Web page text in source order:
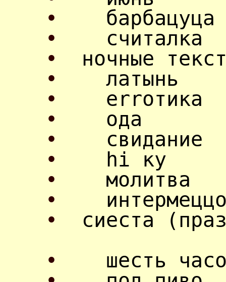
•
барбацуца
•
считалка
• ночные
•
латынь
•
errотика
•
ода
•
свидание
•
hi ку
•
молитва
•
• сиеста
•
шесть